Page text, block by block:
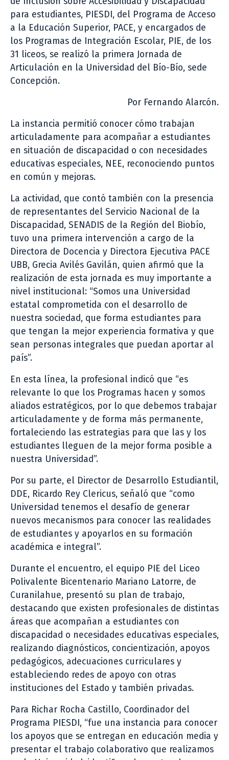
para estudiantes, PIESDI, del Programa de Acceso
a la Educación Superior, PACE, y encargados de
los Programas de Integración Escolar, PIE, de los
31 liceos, se realizó la primera Jornada de
Articulación en la Universidad del Bío-Bío, sede
Concepción.
Por Fernando Alarcón.
La instancia permitió conocer cómo trabajan
articuladamente para acompañar a estudiantes
en situación de discapacidad o con necesidades
educativas especiales, NEE, reconociendo puntos
en común y mejoras.
La actividad, que contó también con la presencia
de representantes del Servicio Nacional de la
Discapacidad, SENADIS de la Región del Biobío,
tuvo una primera intervención a cargo de la
Directora de Docencia y Directora Ejecutiva PACE
UBB, Grecia Avilés Gavilán, quien afirmó que la
realización de esta jornada es muy importante a
nivel institucional: “Somos una Universidad
estatal comprometida con el desarrollo de
nuestra sociedad, que forma estudiantes para
que tengan la mejor experiencia formativa y que
sean personas integrales que puedan aportar al
país”.
En esta línea, la profesional indicó que “es
relevante lo que los Programas hacen y somos
aliados estratégicos, por lo que debemos trabajar
articuladamente y de forma más permanente,
fortaleciendo las estrategias para que las y los
estudiantes lleguen de la mejor forma posible a
nuestra Universidad”.
Por su parte, el Director de Desarrollo Estudiantil,
DDE, Ricardo Rey Clericus, señaló que “como
Universidad tenemos el desafío de generar
nuevos mecanismos para conocer las realidades
de estudiantes y apoyarlos en su formación
académica e integral”.
Durante el encuentro, el equipo PIE del Liceo
Polivalente Bicentenario Mariano Latorre, de
Curanilahue, presentó su plan de trabajo,
destacando que existen profesionales de distintas
áreas que acompañan a estudiantes con
discapacidad o necesidades educativas especiales,
realizando diagnósticos, concientización, apoyos
pedagógicos, adecuaciones curriculares y
estableciendo redes de apoyo con otras
instituciones del Estado y también privadas.
Para Richar Rocha Castillo, Coordinador del
Programa PIESDI, “fue una instancia para conocer
los apoyos que se entregan en educación media y
presentar el trabajo colaborativo que realizamos